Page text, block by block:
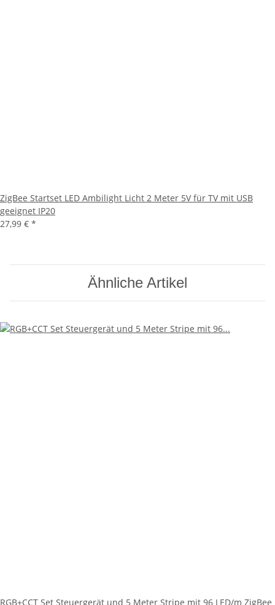
ZigBee Startset LED Ambilight Licht 2 Meter 5V für TV mit USB
geeignet IP20
27,99 € *
Ähnliche Artikel
RGB+CCT Set Steuergerät und 5 Meter Stripe mit 96 LED/m ZigBee